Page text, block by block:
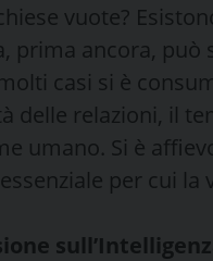
vuote?
prima ancora, può
casi si è
delle relazioni, il
umano. Si è
per cui